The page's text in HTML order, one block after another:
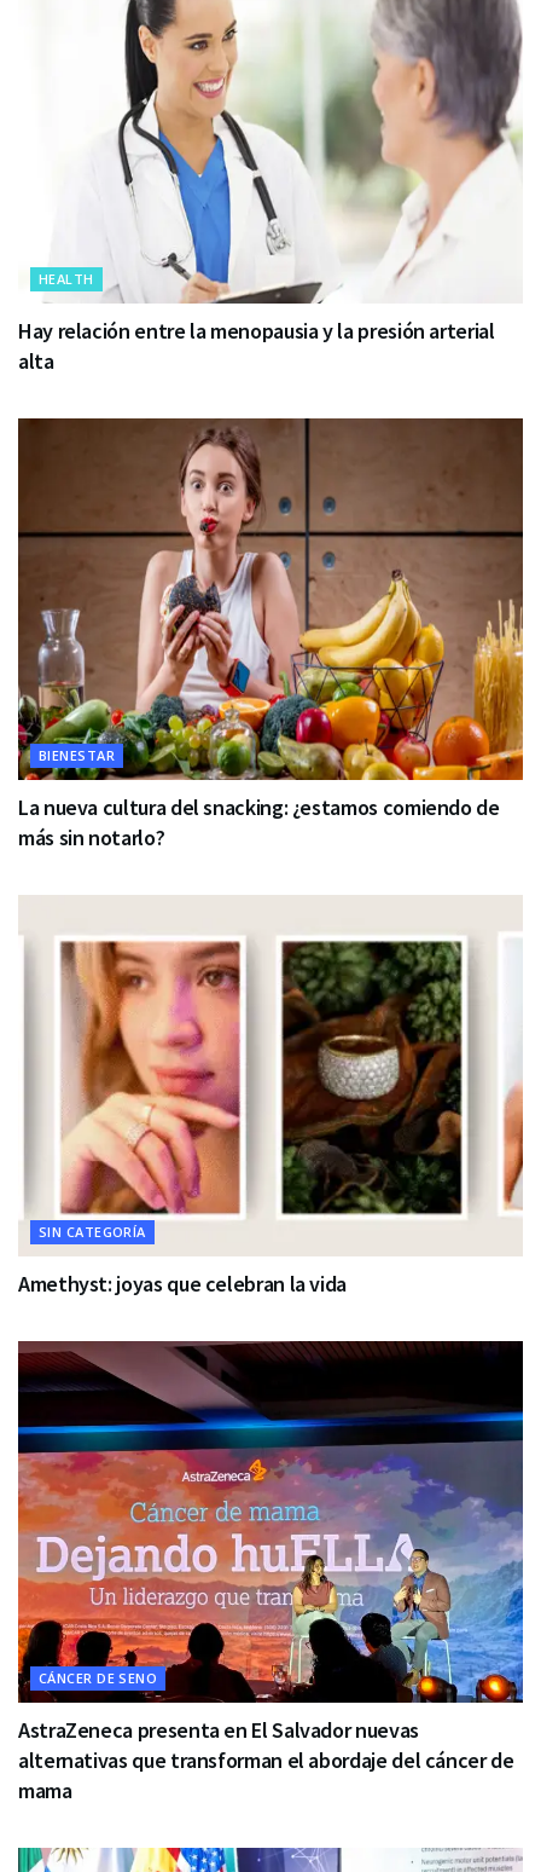
HEALTH
Hay relación entre la menopausia y la presión arterial
alta
BIENESTAR
La nueva cultura del snacking: ¿estamos comiendo de
más sin notarlo?
SIN CATEGORÍA
Amethyst: joyas que celebran la vida
CÁNCER DE SENO
AstraZeneca presenta en El Salvador nuevas
alternativas que transforman el abordaje del cáncer de
mama